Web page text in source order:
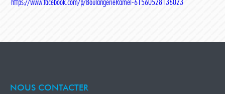
https://www.facebook.com/p/BoulangerieRamel-61560528136023
NOUS CONTACTER